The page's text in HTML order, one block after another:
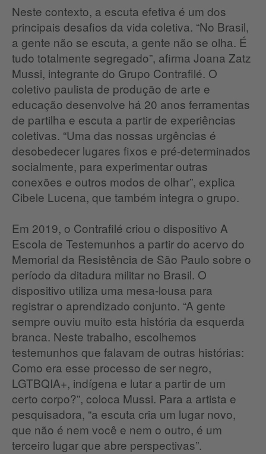
Neste contexto, a escuta efetiva é um dos
principais desafios da vida coletiva. “No Brasil,
a gente não se escuta, a gente não se olha. É
tudo totalmente segregado”, afirma Joana Zatz
Mussi, integrante do Grupo Contrafilé. O
coletivo paulista de produção de arte e
educação desenvolve há 20 anos ferramentas
de partilha e escuta a partir de experiências
coletivas. “Uma das nossas urgências é
desobedecer lugares fixos e pré-determinados
socialmente, para experimentar outras
conexões e outros modos de olhar”, explica
Cibele Lucena, que também integra o grupo.
Em 2019, o Contrafilé criou o dispositivo A
Escola de Testemunhos a partir do acervo do
Memorial da Resistência de São Paulo sobre o
período da ditadura militar no Brasil. O
dispositivo utiliza uma mesa-lousa para
registrar o aprendizado conjunto. “A gente
sempre ouviu muito esta história da esquerda
branca. Neste trabalho, escolhemos
testemunhos que falavam de outras histórias:
Como era esse processo de ser negro,
LGTBQIA+, indígena e lutar a partir de um
certo corpo?”, coloca Mussi. Para a artista e
pesquisadora, “a escuta cria um lugar novo,
que não é nem você e nem o outro, é um
terceiro lugar que abre perspectivas”.